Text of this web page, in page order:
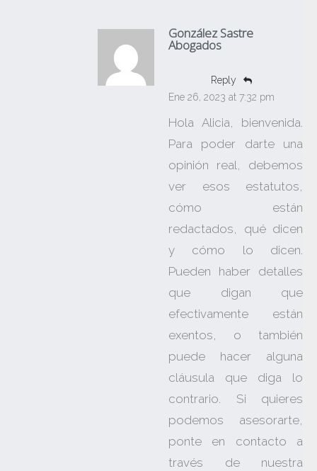
González Sastre
Abogados
Reply
Ene 26, 2023 at 7:32 pm
Hola Alicia, bienvenida.
Para poder darte una
opinión real, debemos
ver esos estatutos,
cómo están
redactados, qué dicen
y cómo lo dicen.
Pueden haber detalles
que digan que
efectivamente están
exentos, o también
puede hacer alguna
cláusula que diga lo
contrario. Si quieres
podemos asesorarte,
ponte en contacto a
través de nuestra